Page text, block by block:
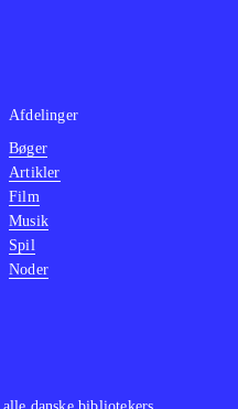
Afdelinger
Bøger
Artikler
Film
Musik
Spil
Noder